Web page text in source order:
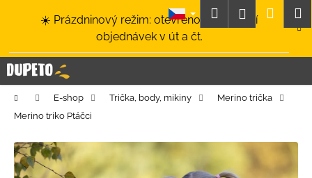
☀️ Prázdninový režim: otevřeno a odesílání
objednávek v út a čt.
HledatPřihlášení
Domů E-shop Trička, body, mikiny
Merino trička
Merino triko Ptáčci
í
k C
o
p
t
ř